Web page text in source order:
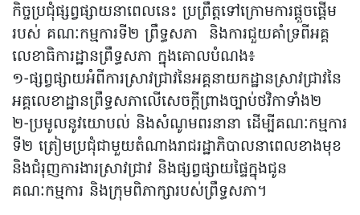
កិច្ចប្រជុំផ្សព្វផ្សាយនាពេលនេះ ប្រព្រឹត្តទៅក្រោមការផ្តួចផ្តើម
របស់ គណៈកម្មការទី២ ព្រឹទ្ធសភា និងការជួយគាំទ្រពីអគ្គ
លេខាធិការដ្ឋានព្រឹទ្ធសភា ក្នុងគោលបំណង៖
១-ផ្សព្វផ្សាយអំពីការស្រាវជ្រាវនៃអគ្គនាយកដ្ឋានស្រាវជ្រាវនៃ
អគ្គលេខាដ្ឋានព្រឹទ្ធសភាលើសេចក្តីព្រាងច្បាប់ថវិកាទាំង២
២-ប្រមូលនូវយោបល់ និងសំណូមពរនានា ដើម្បីគណៈកម្មការ
ទី២ ត្រៀមប្រជុំជាមួយតំណាងរាជរដ្ឋាភិបាលនាពេលខាងមុខ
និងជំរុញការងារស្រាវជ្រាវ និងផ្សព្វផ្សាយផ្ទៃក្នុងជូន
គណៈកម្មការ និងក្រុមពិភាក្សារបស់ព្រឹទ្ធសភា។